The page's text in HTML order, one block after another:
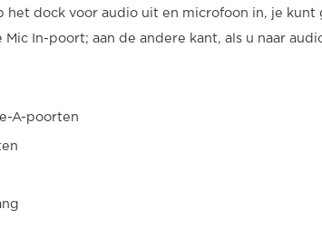
het dock voor audio uit en microfoon in, je
In-poort; aan de andere kant, als u naar
A-poorten